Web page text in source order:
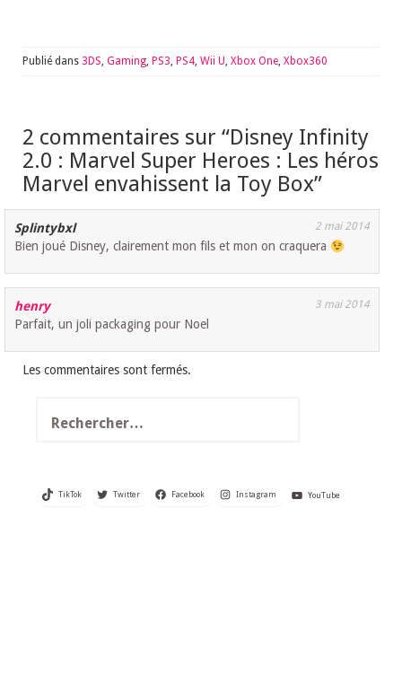
Publié dans 3DS, Gaming, PS3, PS4, Wii U, Xbox One, Xbox360
2 commentaires sur “Disney Infinity
2.0 : Marvel Super Heroes : Les héros
Marvel envahissent la Toy Box”
Splintybxl 2 mai 2014
Bien joué Disney, clairement mon fils et mon on craquera
henry 3 mai 2014
Parfait, un joli packaging pour Noel
Les commentaires sont fermés.
TikTok Twitter Facebook Instagram YouTube